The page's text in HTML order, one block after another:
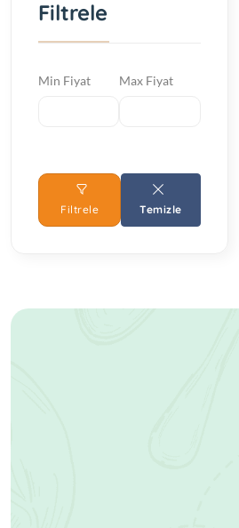
Filtrele
Min Fiyat Max Fiyat
Filtrele Temizle